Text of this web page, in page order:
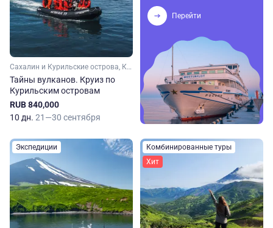
Сахалин и Курильские острова, Камчатка, Дальний Восток
Тайны вулканов. Круиз по
Курильским островам
RUB 840,000
10 дн. 21—30 сентября
Перейти
Экспедиции
Комбинированные туры
Хит